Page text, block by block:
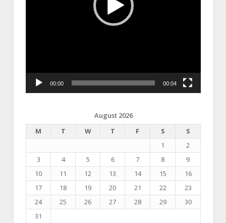
00:00 00:04
August 2026
M
T W T F S
S
1
2
3
4 5 6 7 8
9
10
11 12 13 14 15
16
17
18 19 20 21 22
23
24
25 26 27 28 29
30
31